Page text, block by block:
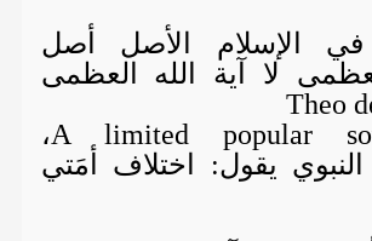
في الإسلام الأصل أصل
لا آية الله العظمى
Theo
A limited popular sovereignty،
يقول: اختلاف أمَتي